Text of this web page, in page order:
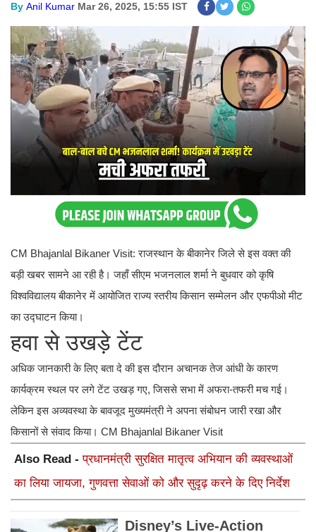
By Anil Kumar Mar 26, 2025, 15:55 IST
CM Bhajanlal Bikaner Visit: राजस्थान के बीकानेर जिले से इस वक्त की
बड़ी खबर सामने आ रही है। जहाँ सीएम भजनलाल शर्मा ने बुधवार को कृषि
विश्वविद्यालय बीकानेर में आयोजित राज्य स्तरीय किसान सम्मेलन और एफपीओ मीट
का उद्घाटन किया।
हवा से उखड़े टेंट
अधिक जानकारी के लिए बता दे की इस दौरान अचानक तेज आंधी के कारण
कार्यक्रम स्थल पर लगे टेंट उखड़ गए, जिससे सभा में अफरा-तफरी मच गई।
लेकिन इस अव्यवस्था के बावजूद मुख्यमंत्री ने अपना संबोधन जारी रखा और
किसानों से संवाद किया। CM Bhajanlal Bikaner Visit
Also Read -प्रधानमंत्री सुरक्षित मातृत्व अभियान की व्यवस्थाओं
का लिया जायजा, गुणवत्ता सेवाओं को और सुदृढ़ करने के दिए निर्देश